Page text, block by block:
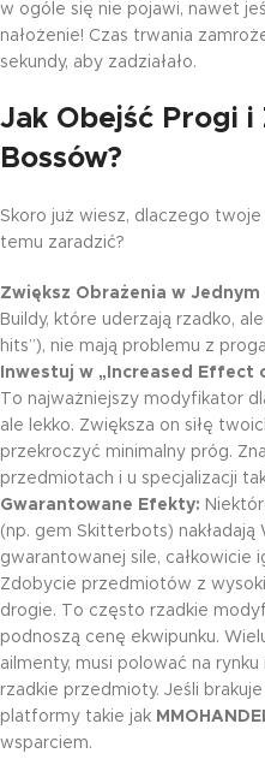
w ogóle się nie pojawi, nawet
nałożenie! Czas trwania
sekundy, aby zadziałało.
Jak Obejść Progi i
Bossów?
Skoro już wiesz, dlaczego twoje
temu zaradzić?
Zwiększ Obrażenia w Jednym
Buildy, które uderzają rzadko,
hits”), nie mają problemu z
Inwestuj w „Increased Effect
To najważniejszy modyfikator
ale lekko. Zwiększa on siłę
przekroczyć minimalny próg.
przedmiotach i u specjalizacji
Gwarantowane Efekty:
(np. gem Skitterbots) nakładają
gwarantowanej sile, całkowicie
Zdobycie przedmiotów z
drogie. To często rzadkie
podnoszą cenę ekwipunku.
ailmenty, musi polować na
rzadkie przedmioty. Jeśli
platformy takie jak
wsparciem.